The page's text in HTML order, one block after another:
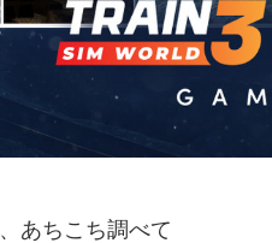
あちこち調べて